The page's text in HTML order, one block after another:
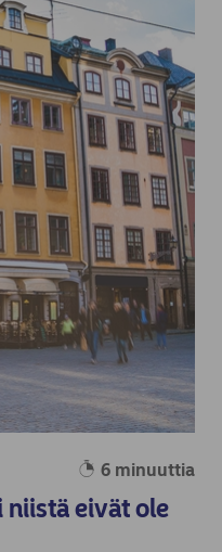
6 minuuttia
eivät ole